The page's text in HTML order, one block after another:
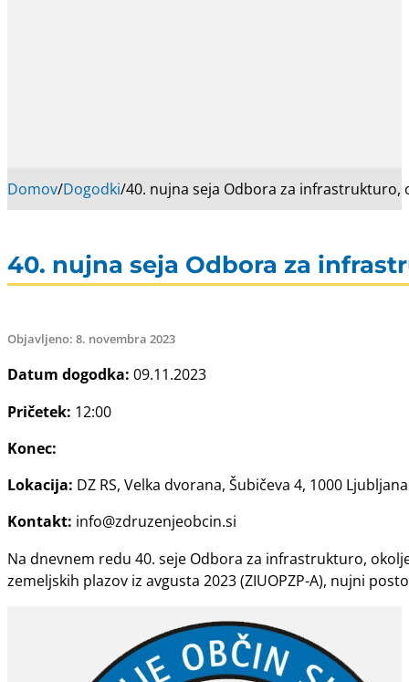
Domov/Dogodki/40. nujna seja Odbora za infrastrukturo,
40. nujna seja Odbora za
Objavljeno: 8. novembra 2023
Datum dogodka: 09.11.2023
Pričetek: 12:00
Konec:
Lokacija: DZ RS, Velka dvorana, Šubičeva 4, 1000 Ljubljana
Kontakt: info@zdruzenjeobcin.si
Na dnevnem redu 40. seje Odbora za infrastrukturo,
zemeljskih plazov iz avgusta 2023 (ZIUOPZP-A), nujni